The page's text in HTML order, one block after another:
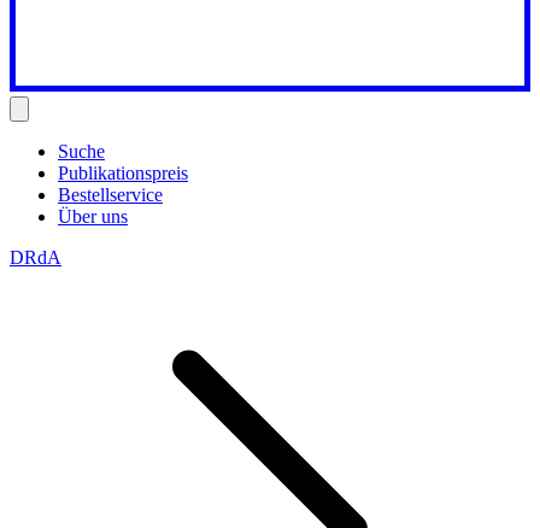
Suche
Publikationspreis
Bestellservice
Über uns
DRdA